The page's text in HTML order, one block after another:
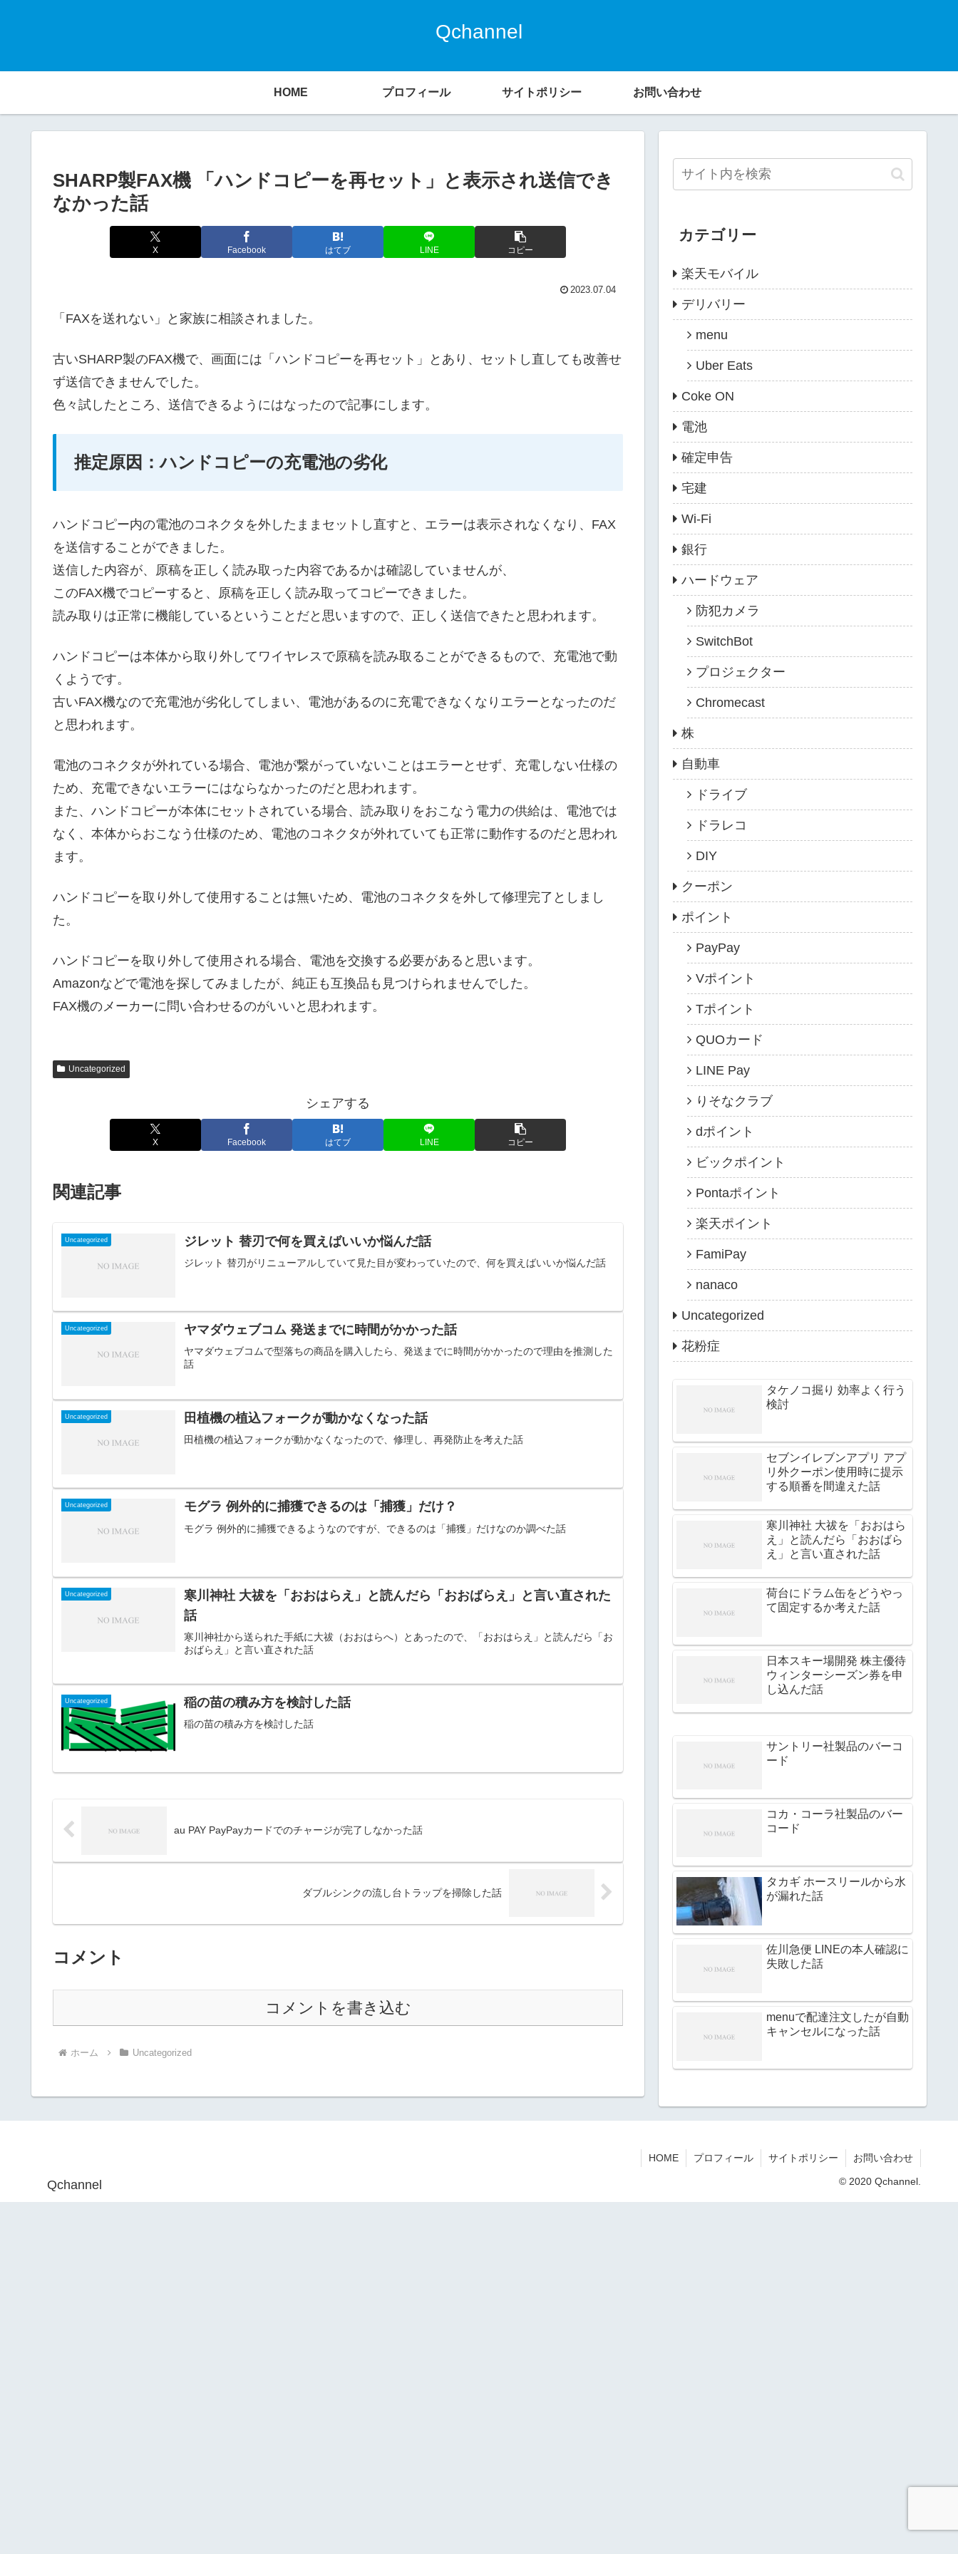
Qchannel
HOME プロフィール サイトポリシー お問い合わせ
SHARP製FAX機 「ハンドコピーを再セット」と表示され送信でき
なかった話
X Facebook はてブ LINE コピー
2023.07.04
「FAXを送れない」と家族に相談されました。
古いSHARP製のFAX機で、画面には「ハンドコピーを再セット」とあり、セットし直しても改善せ
ず送信できませんでした。
色々試したところ、送信できるようにはなったので記事にします。
推定原因：ハンドコピーの充電池の劣化
ハンドコピー内の電池のコネクタを外したままセットし直すと、エラーは表示されなくなり、FAX
を送信することができました。
送信した内容が、原稿を正しく読み取った内容であるかは確認していませんが、
このFAX機でコピーすると、原稿を正しく読み取ってコピーできました。
読み取りは正常に機能しているということだと思いますので、正しく送信できたと思われます。
ハンドコピーは本体から取り外してワイヤレスで原稿を読み取ることができるもので、充電池で動
くようです。
古いFAX機なので充電池が劣化してしまい、電池があるのに充電できなくなりエラーとなったのだ
と思われます。
電池のコネクタが外れている場合、電池が繋がっていないことはエラーとせず、充電しない仕様の
ため、充電できないエラーにはならなかったのだと思われます。
また、ハンドコピーが本体にセットされている場合、読み取りをおこなう電力の供給は、電池では
なく、本体からおこなう仕様のため、電池のコネクタが外れていても正常に動作するのだと思われ
ます。
ハンドコピーを取り外して使用することは無いため、電池のコネクタを外して修理完了としまし
た。
ハンドコピーを取り外して使用される場合、電池を交換する必要があると思います。
Amazonなどで電池を探してみましたが、純正も互換品も見つけられませんでした。
FAX機のメーカーに問い合わせるのがいいと思われます。
Uncategorized
シェアする
X Facebook はてブ LINE コピー
関連記事
Uncategorized ジレット 替刃で何を買えばいいか悩んだ話
ジレット 替刃がリニューアルしていて見た目が変わっていたので、何を買えばいいか悩んだ話
Uncategorized ヤマダウェブコム 発送までに時間がかかった話
ヤマダウェブコムで型落ちの商品を購入したら、発送までに時間がかかったので理由を推測した
話
Uncategorized 田植機の植込フォークが動かなくなった話
田植機の植込フォークが動かなくなったので、修理し、再発防止を考えた話
Uncategorized モグラ 例外的に捕獲できるのは「捕獲」だけ？
モグラ 例外的に捕獲できるようなのですが、できるのは「捕獲」だけなのか調べた話
Uncategorized
寒川神社 大祓を「おおはらえ」と読んだら「おおばらえ」と言い直された
話
寒川神社から送られた手紙に大祓（おおはらへ）とあったので、「おおはらえ」と読んだら「お
おばらえ」と言い直された話
Uncategorized 稲の苗の積み方を検討した話
稲の苗の積み方を検討した話
au PAY PayPayカードでのチャージが完了しなかった話
ダブルシンクの流し台トラップを掃除した話
コメント
コメントを書き込む
ホーム Uncategorized
カテゴリー
楽天モバイル
デリバリー
menu
Uber Eats
Coke ON
電池
確定申告
宅建
Wi-Fi
銀行
ハードウェア
防犯カメラ
SwitchBot
プロジェクター
Chromecast
株
自動車
ドライブ
ドラレコ
DIY
クーポン
ポイント
PayPay
Vポイント
Tポイント
QUOカード
LINE Pay
りそなクラブ
dポイント
ビックポイント
Pontaポイント
楽天ポイント
FamiPay
nanaco
Uncategorized
花粉症
タケノコ掘り 効率よく行う
検討
セブンイレブンアプリ アプ
リ外クーポン使用時に提示
する順番を間違えた話
寒川神社 大祓を「おおはら
え」と読んだら「おおばら
え」と言い直された話
荷台にドラム缶をどうやっ
て固定するか考えた話
日本スキー場開発 株主優待
ウィンターシーズン券を申
し込んだ話
サントリー社製品のバーコ
ード
コカ・コーラ社製品のバー
コード
タカギ ホースリールから水
が漏れた話
佐川急便 LINEの本人確認に
失敗した話
menuで配達注文したが自動
キャンセルになった話
Qchannel
HOME プロフィール サイトポリシー お問い合わせ
© 2020 Qchannel.